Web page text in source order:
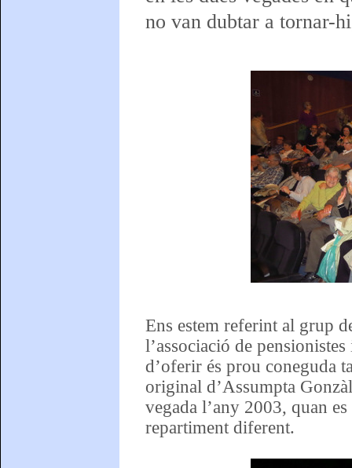
no van dubtar a tornar-
Ens estem referint al grup
l’associació de
d’oferir és prou coneguda
original d’Assumpta
vegada l’any 2003, quan
repartiment diferent.